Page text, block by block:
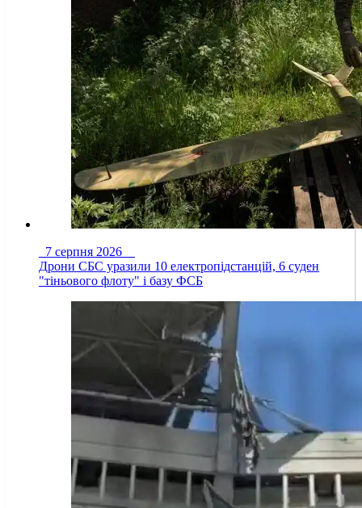
7 серпня 2026
Дрони СБС уразили 10 електропідстанцій, 6 суден
"тіньового флоту" і базу ФСБ